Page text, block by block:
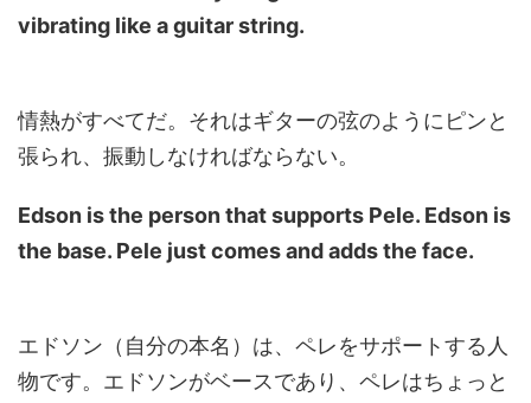
vibrating like a guitar string.
情熱がすべてだ。それはギターの弦のようにピンと
張られ、振動しなければならない。
Edson is the person that supports Pele. Edson is
the base. Pele just comes and adds the face.
エドソン（自分の本名）は、ペレをサポートする人
物です。エドソンがベースであり、ペレはちょっと